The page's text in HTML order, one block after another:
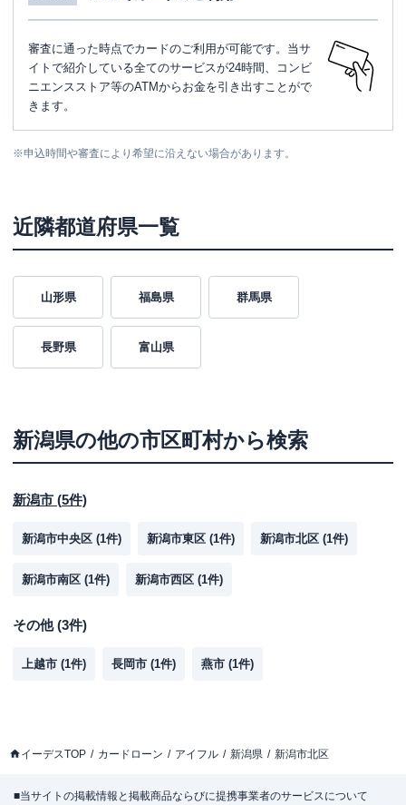
審査に通った時点でカードのご利用が可能です。当サ
イトで紹介している全てのサービスが24時間、コンビ
ニエンスストア等のATMからお金を引き出すことがで
きます。
※申込時間や審査により希望に沿えない場合があります。
近隣都道府県一覧
山形県 福島県 群馬県
長野県 富山県
新潟県の他の市区町村から検索
新潟市 (5件)
新潟市中央区 (1件) 新潟市東区 (1件) 新潟市北区 (1件)
新潟市南区 (1件) 新潟市西区 (1件)
その他(3件)
上越市 (1件) 長岡市 (1件) 燕市 (1件)
イーデスTOP カードローン アイフル 新潟県 新潟市北区
■当サイトの掲載情報と掲載商品ならびに提携事業者のサービスについて